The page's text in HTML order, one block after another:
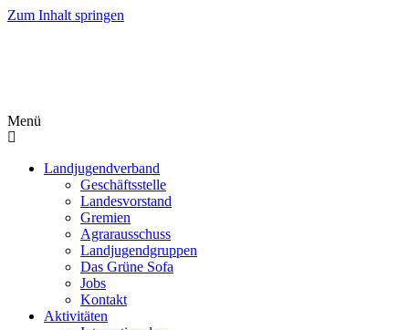
Zum Inhalt springen
Menü
Landjugendverband
Geschäftsstelle
Landesvorstand
Gremien
Agrarausschuss
Landjugendgruppen
Das Grüne Sofa
Jobs
Kontakt
Aktivitäten